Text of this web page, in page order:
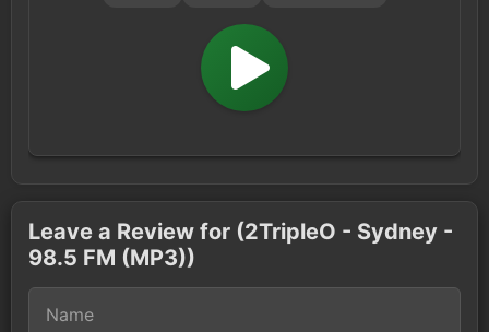
Leave a Review for (2TripleO - Sydney -
98.5 FM (MP3))